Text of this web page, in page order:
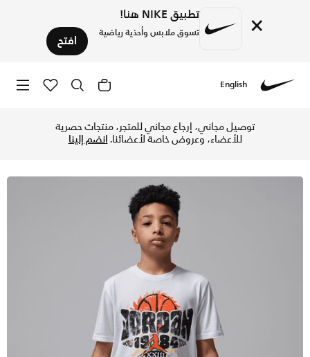
× تطبيق NIKE هنا!
تسوق ملابس وأحذية رياضية افتح
English
توصيل مجاني، إرجاع مجاني للمتجر، منتجات حصرية
للأعضاء، وعروض خاصة لأعضائنا.انضم إلينا